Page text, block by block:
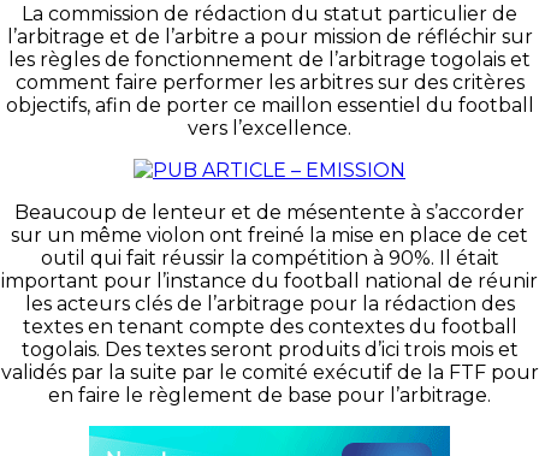
La commission de rédaction du statut particulier de
l’arbitrage et de l’arbitre a pour mission de réfléchir sur
les règles de fonctionnement de l’arbitrage togolais et
comment faire performer les arbitres sur des critères
objectifs, afin de porter ce maillon essentiel du football
vers l’excellence.
Beaucoup de lenteur et de mésentente à s’accorder
sur un même violon ont freiné la mise en place de cet
outil qui fait réussir la compétition à 90%. Il était
important pour l’instance du football national de réunir
les acteurs clés de l’arbitrage pour la rédaction des
textes en tenant compte des contextes du football
togolais. Des textes seront produits d’ici trois mois et
validés par la suite par le comité exécutif de la FTF pour
en faire le règlement de base pour l’arbitrage.